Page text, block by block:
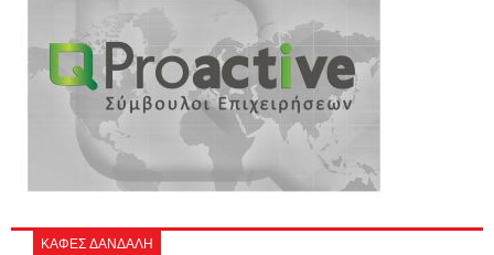
ΚΑΦΕΣ ΔΑΝΔΑΛΗ